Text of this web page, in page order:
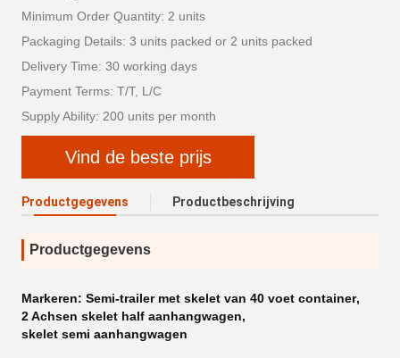
Minimum Order Quantity: 2 units
Packaging Details: 3 units packed or 2 units packed
Delivery Time: 30 working days
Payment Terms: T/T, L/C
Supply Ability: 200 units per month
Vind de beste prijs
Productgegevens Productbeschrijving
Productgegevens
Markeren: Semi-trailer met skelet van 40 voet container,
2 Achsen skelet half aanhangwagen,
skelet semi aanhangwagen